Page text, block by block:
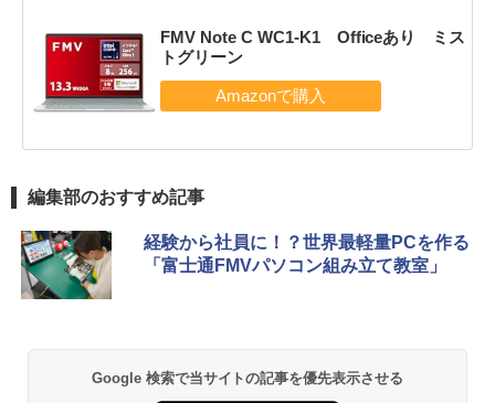
FMV Note C WC1-K1 Officeあり ミス
トグリーン
編集部のおすすめ記事
経験から社員に！？世界最軽量PCを作る
「富士通FMVパソコン組み立て教室」
Google 検索で当サイトの記事を優先表示させる